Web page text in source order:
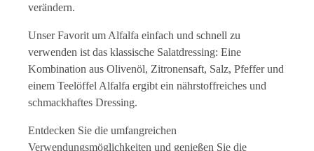
verändern.
Unser Favorit um Alfalfa einfach und schnell zu
verwenden ist das klassische Salatdressing: Eine
Kombination aus Olivenöl, Zitronensaft, Salz, Pfeffer und
einem Teelöffel Alfalfa ergibt ein nährstoffreiches und
schmackhaftes Dressing.
Entdecken Sie die umfangreichen
Verwendungsmöglichkeiten und genießen Sie die